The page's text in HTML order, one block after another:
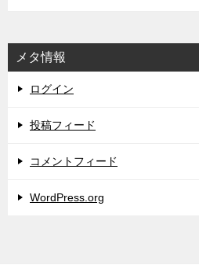
メタ情報
ログイン
投稿フィード
コメントフィード
WordPress.org